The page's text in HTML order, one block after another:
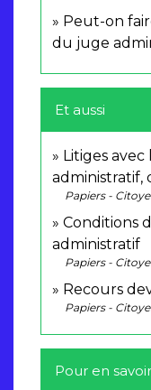
Peut-on
du juge
Et aussi
Litiges
administratif,
Papiers -
Conditions
administratif
Papiers -
Recours
Papiers -
Pour en